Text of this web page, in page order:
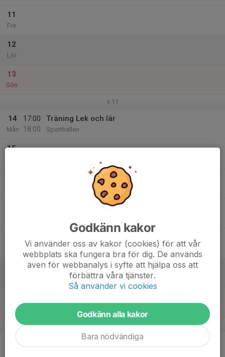
11
Fre
12
Lör
13
Sön
v.11
14
Mån
17:00
18:00
Träning Lek och lär
Sporthallen
15
Träning Lek och lär
Sön
v.12
Träning Lek och lär
Godkänn kakor
Vi använder oss av kakor (cookies) för att vår
webbplats ska fungera bra för dig. De används
även för webbanalys i syfte att hjälpa oss att
förbättra våra tjänster.
Så använder vi cookies
Godkänn alla kakor
Bara nödvändiga